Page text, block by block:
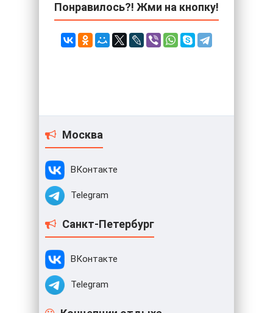
Понравилось?! Жми на кнопку!
Москва
ВКонтакте
Telegram
Санкт-Петербург
ВКонтакте
Telegram